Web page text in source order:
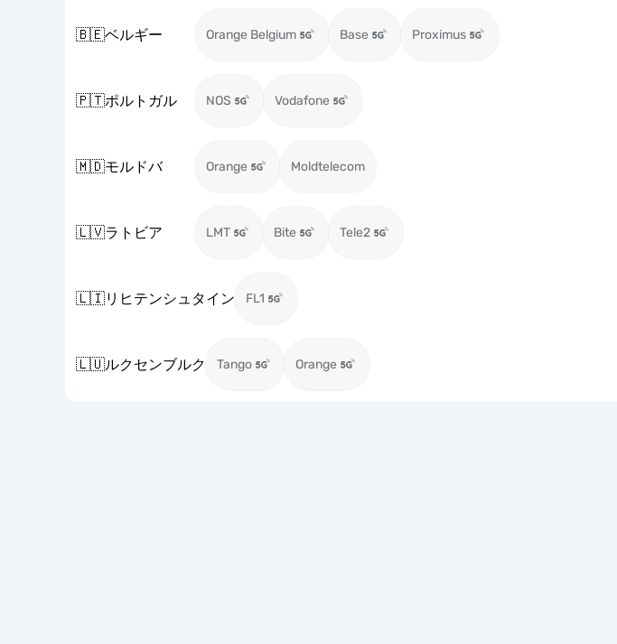
🇧🇪ベルギー Orange Belgium Base Proximus
🇵🇹ポルトガル NOS Vodafone
🇲🇩モルドバ Orange Moldtelecom
🇱🇻ラトビア LMT Bite Tele2
🇱🇮リヒテンシュタイン FL1
🇱🇺ルクセンブルク Tango Orange